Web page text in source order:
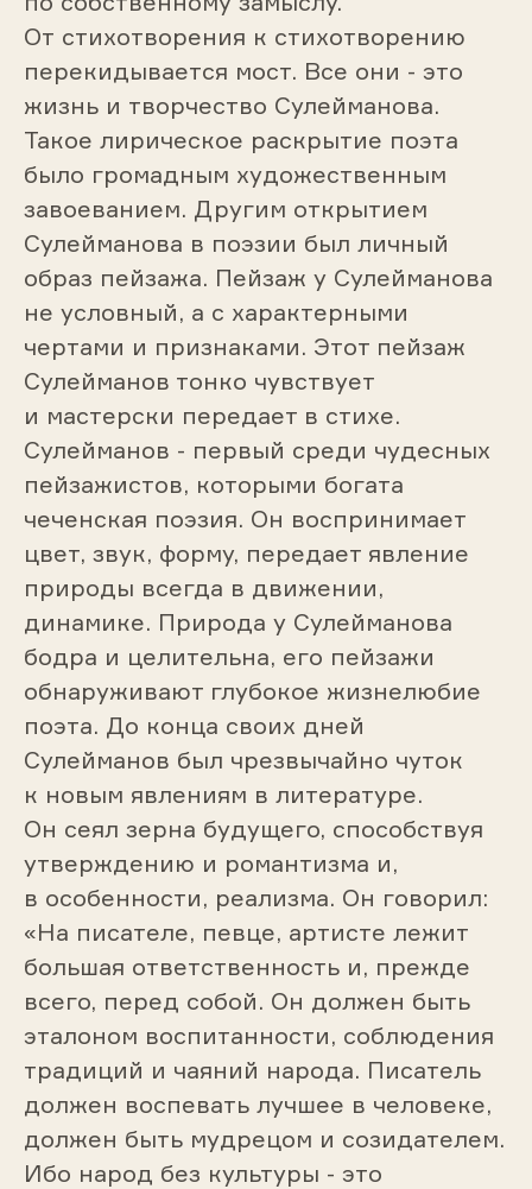
От стихотворения к стихотворению
перекидывается мост. Все они - это
жизнь и творчество Сулейманова.
Такое лирическое раскрытие поэта
было громадным художественным
завоеванием. Другим открытием
Сулейманова в поэзии был личный
образ пейзажа. Пейзаж у Сулейманова
не условный, а с характерными
чертами и признаками. Этот пейзаж
Сулейманов тонко чувствует
и мастерски передает в стихе.
Сулейманов - первый среди чудесных
пейзажистов, которыми богата
чеченская поэзия. Он воспринимает
цвет, звук, форму, передает явление
природы всегда в движении,
динамике. Природа у Сулейманова
бодра и целительна, его пейзажи
обнаруживают глубокое жизнелюбие
поэта. До конца своих дней
Сулейманов был чрезвычайно чуток
к новым явлениям в литературе.
Он сеял зерна будущего, способствуя
утверждению и романтизма и,
в особенности, реализма. Он говорил:
«На писателе, певце, артисте лежит
большая ответственность и, прежде
всего, перед собой. Он должен быть
эталоном воспитанности, соблюдения
традиций и чаяний народа. Писатель
должен воспевать лучшее в человеке,
должен быть мудрецом и созидателем.
Ибо народ без культуры - это